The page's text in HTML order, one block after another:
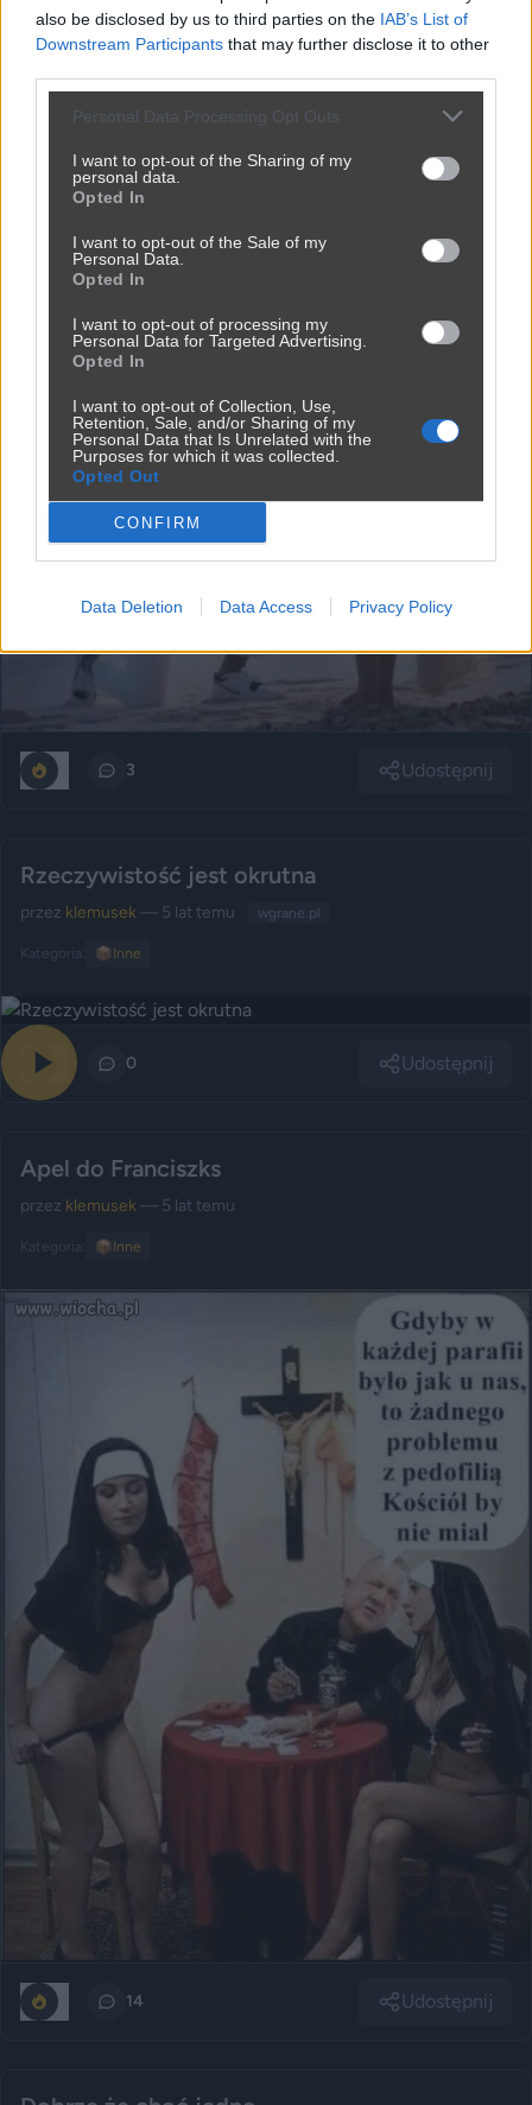
also be disclosed by us to third parties on the IAB’s List of
Downstream Participants that may further disclose it to other
Personal Data Processing Opt Outs
I want to opt-out of the Sharing of my
personal data.
Opted In
I want to opt-out of the Sale of my
Personal Data.
Opted In
I want to opt-out of processing my
Personal Data for Targeted Advertising.
Opted In
I want to opt-out of Collection, Use,
Retention, Sale, and/or Sharing of my
Personal Data that Is Unrelated with the
Purposes for which it was collected.
Opted Out
CONFIRM
Data Deletion Data Access Privacy Policy
Widocznie dobrze gotuje
przezklemusek— 5 lat temu
Kategoria: 😂Śmieszne
3 Udostępnij
Rzeczywistość jest okrutna
przez klemusek— 5 lat temu wgrane.pl
Kategoria: 📦 Inne
0 Udostępnij
Apel do Franciszks
przez klemusek— 5 lat temu
Kategoria: 📦 Inne
14 Udostępnij